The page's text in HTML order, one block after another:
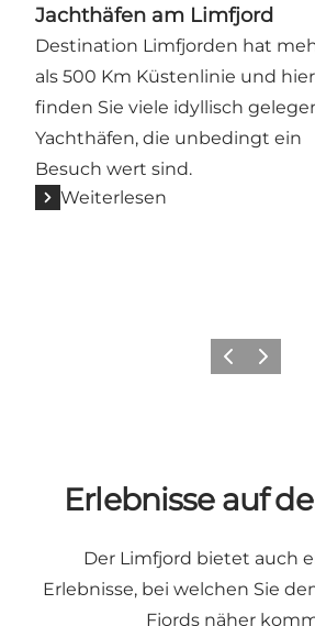
Jachthäfen am Limfjord
Destination Limfjorden hat
als 500 Km Küstenlinie und hier
finden Sie viele idyllisch
Yachthäfen, die unbedingt ein
Besuch wert sind.
Weiterlesen
Vorherige Folie
Nächste
Erlebnisse auf
Der Limfjord bietet auch
Erlebnisse, bei welchen Sie
Fjords näher